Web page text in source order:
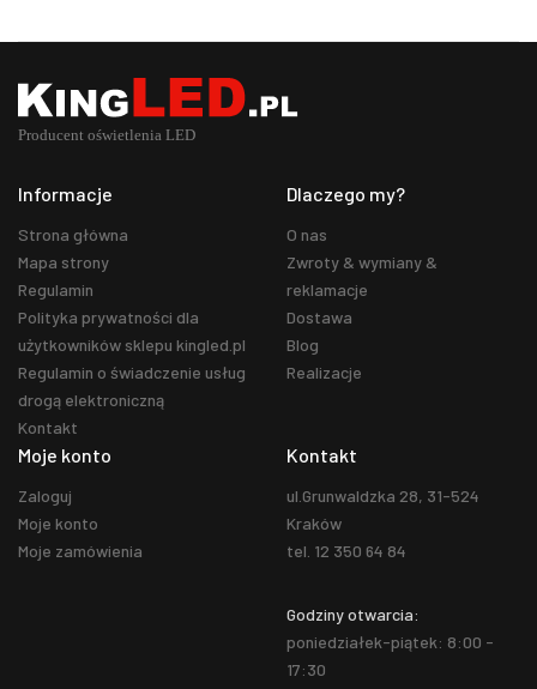
Informacje
Strona główna
Mapa strony
Regulamin
Polityka prywatności dla
użytkowników sklepu kingled.pl
Regulamin o świadczenie usług
drogą elektroniczną
Kontakt
Dlaczego my?
O nas
Zwroty & wymiany &
reklamacje
Dostawa
Blog
Realizacje
Moje konto
Zaloguj
Moje konto
Moje zamówienia
Kontakt
ul.Grunwaldzka 28, 31-524
Kraków
tel. 12 350 64 84
Godziny otwarcia:
poniedziałek-piątek: 8:00 -
17:30